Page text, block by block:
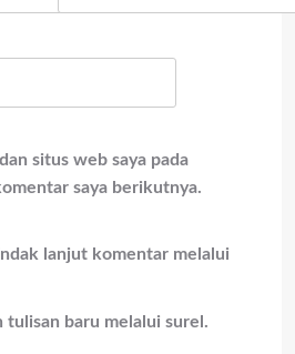
situs web saya pada
saya berikutnya.
lanjut komentar melalui
tulisan baru melalui surel.